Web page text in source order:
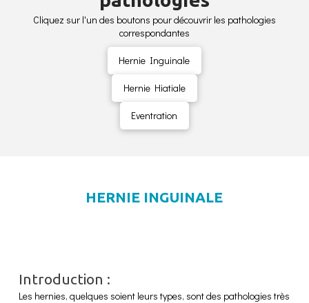
Cliquez sur l'un des boutons pour découvrir les pathologies
correspondantes
Hernie Inguinale
Hernie Hiatiale
Eventration
HERNIE INGUINALE
Introduction :
Les hernies, quelques soient leurs types, sont des pathologies très